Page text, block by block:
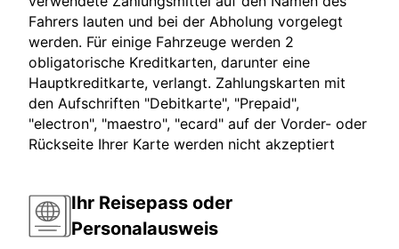
Fahrers lauten und bei der Abholung vorgelegt
werden. Für einige Fahrzeuge werden 2
obligatorische Kreditkarten, darunter eine
Hauptkreditkarte, verlangt. Zahlungskarten mit
den Aufschriften "Debitkarte", "Prepaid",
"electron", "maestro", "ecard" auf der Vorder- oder
Rückseite Ihrer Karte werden nicht akzeptiert
Ihr Reisepass oder
Personalausweis